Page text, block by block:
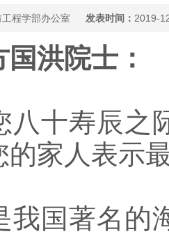
工程学部办公室 发表时间： 2019-
洪院士：
寿辰之际
的家人表示
著名的海